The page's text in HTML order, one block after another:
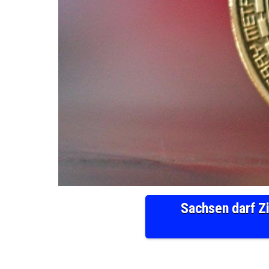
Sachsen darf